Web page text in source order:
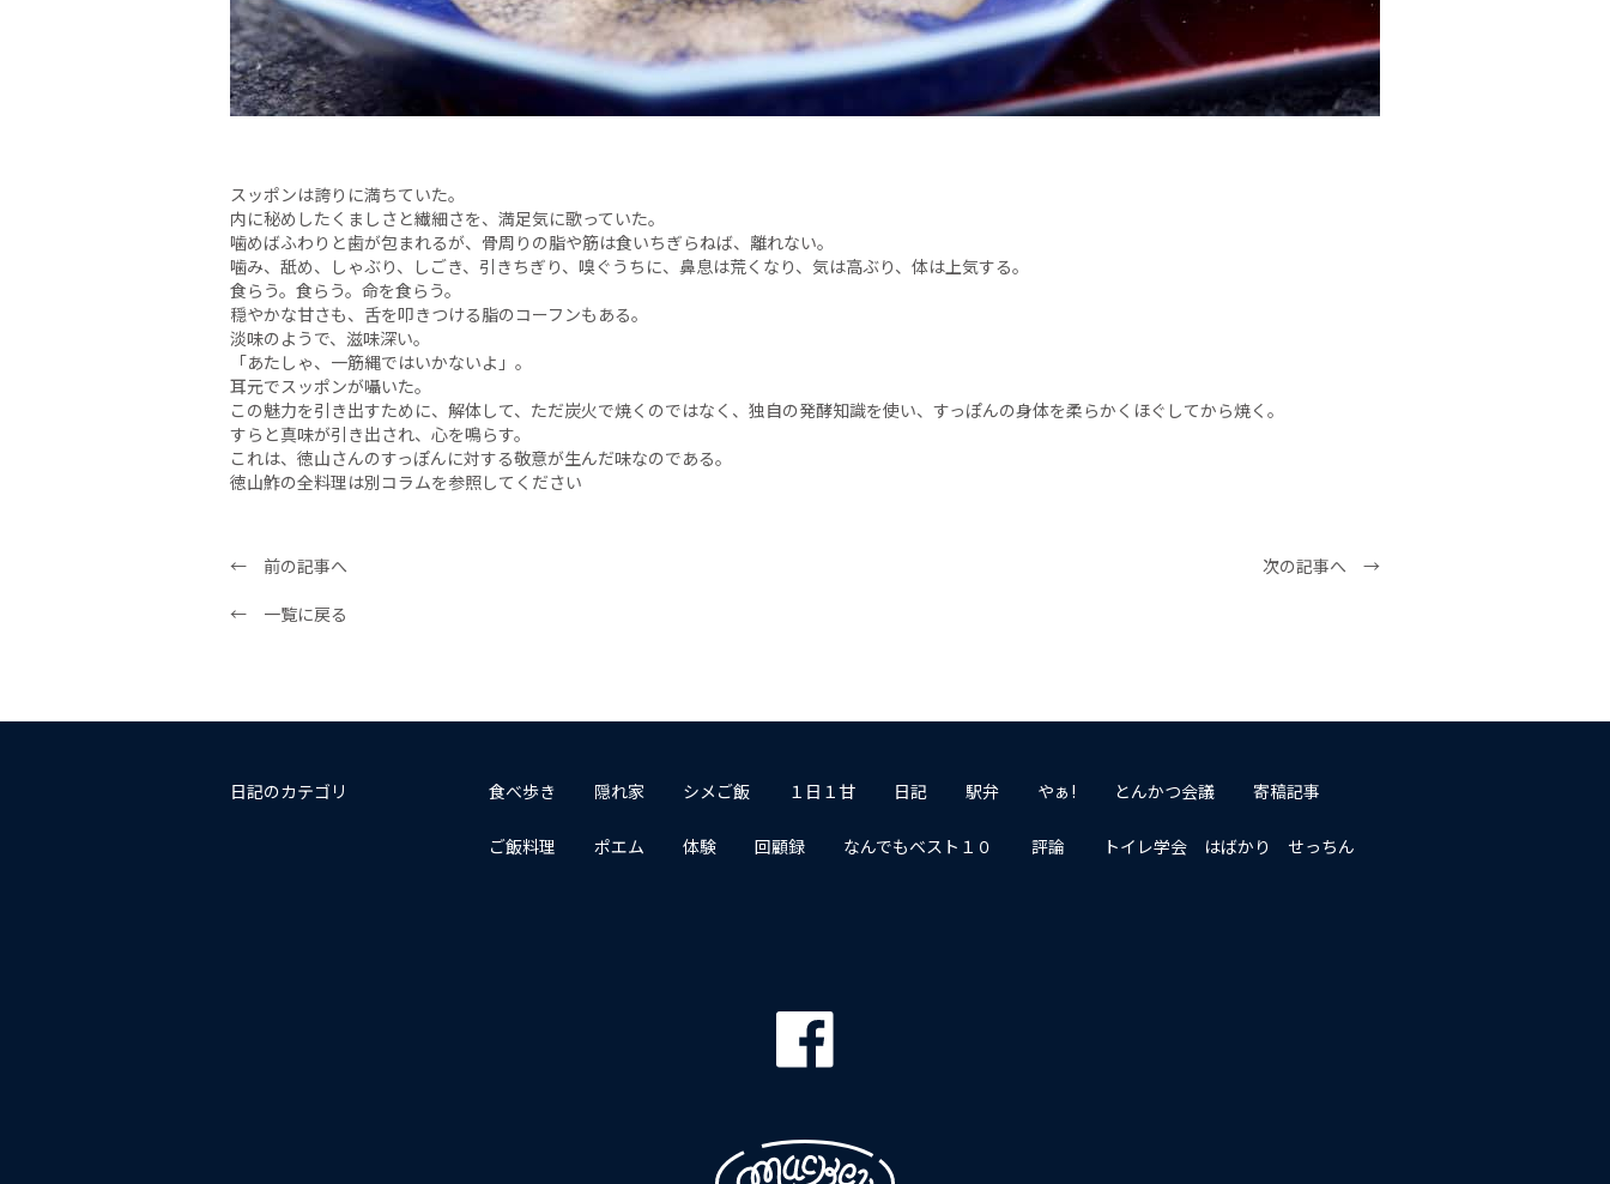
スッポンは誇りに満ちていた。
内に秘めしたくましさと繊細さを、満足気に歌っていた。
噛めばふわりと歯が包まれるが、骨周りの脂や筋は食いちぎらねば、離れない。
噛み、舐め、しゃぶり、しごき、引きちぎり、嗅ぐうちに、鼻息は荒くなり、気は高ぶり、体は上気する。
食らう。食らう。命を食らう。
穏やかな甘さも、舌を叩きつける脂のコーフンもある。
淡味のようで、滋味深い。
「あたしゃ、一筋縄ではいかないよ」。
耳元でスッポンが囁いた。
この魅力を引き出すために、解体して、ただ炭火で焼くのではなく、独自の発酵知識を使い、すっぽんの身体を柔らかくほぐしてから焼く。
すらと真味が引き出され、心を鳴らす。
これは、徳山さんのすっぽんに対する敬意が生んだ味なのである。
徳山鮓の全料理は別コラムを参照してください
← 前の記事へ
次の記事へ →
← 一覧に戻る
日記のカテゴリ 食べ歩き 隠れ家 シメご飯 １日１甘 日記 駅弁 やぁ! とんかつ会議 寄稿記事
ご飯料理 ポエム 体験 回顧録 なんでもベスト１０ 評論 トイレ学会 はばかり せっちん